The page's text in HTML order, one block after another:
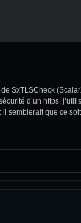
SxTLSCheck
d’un https,
il semblerait que ce